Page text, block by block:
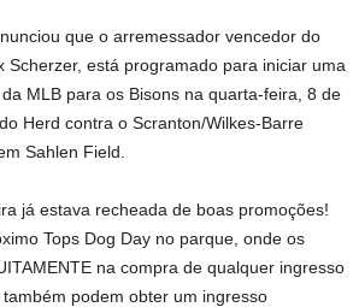
que o arremessador vencedor do
Scherzer, está programado para iniciar uma
MLB para os Bisons na quarta-feira, 8 de
Herd contra o Scranton/Wilkes-Barre
Sahlen Field.
já estava recheada de boas promoções!
Tops Dog Day no parque, onde os
na compra de qualquer ingresso
podem obter um ingresso